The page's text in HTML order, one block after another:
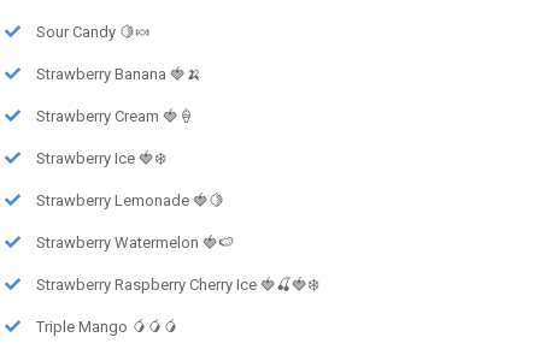
Sour Candy 🍋🍬
Strawberry Banana 🍓🍌
Strawberry Cream 🍓🍦
Strawberry Ice 🍓❄️
Strawberry Lemonade 🍓🍋
Strawberry Watermelon 🍓🍉
Strawberry Raspberry Cherry Ice 🍓🍒🍓❄️
Triple Mango 🥭🥭🥭